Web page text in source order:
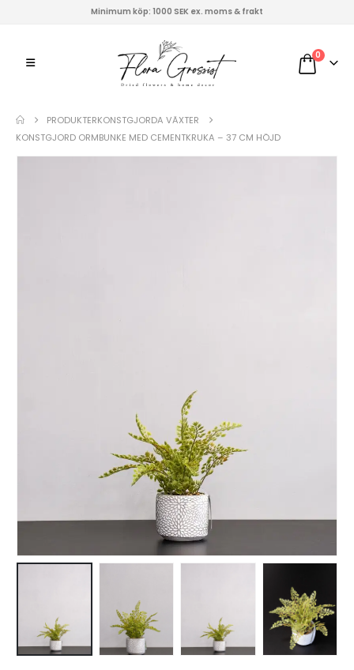
Minimum köp: 1000 SEK ex. moms & frakt
0
PRODUKTERKONSTGJORDA VÄXTER
KONSTGJORD ORMBUNKE MED CEMENTKRUKA – 37 CM HÖJD